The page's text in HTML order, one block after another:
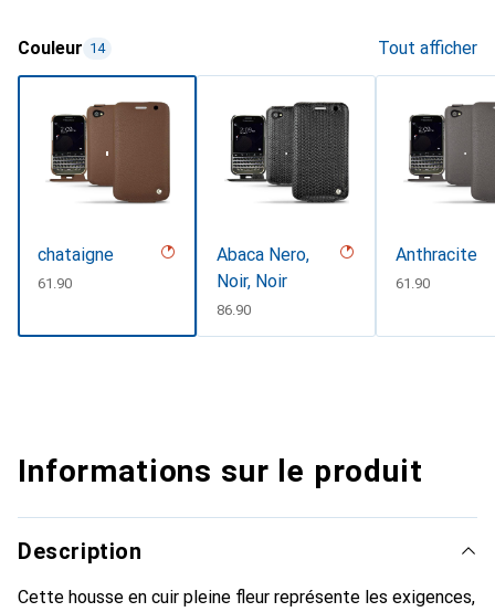
Couleur 14 Tout afficher
chataigne
CHF
61.90
Abaca Nero,
Noir, Noir
CHF
86.90
Anthracite
CHF
61.90
Informations sur le produit
Description
Cette housse en cuir pleine fleur représente les exigences,